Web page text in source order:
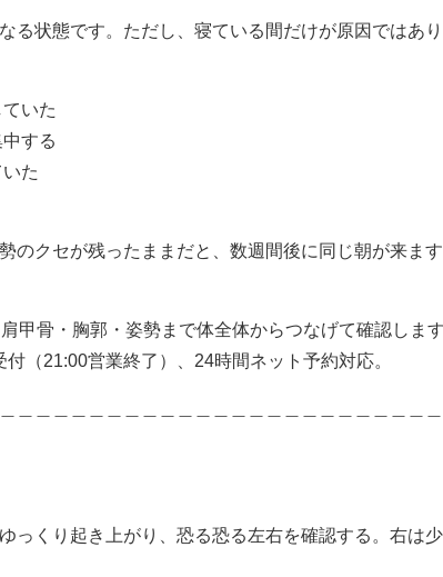
る状態です。ただし、寝ている間だけが原因ではあり
いた
する
た
のクセが残ったままだと、数週間後に 同じ朝が来ます
肩甲骨・胸郭・姿勢まで体全体からつなげて確認しま
付（21:00営業終了）、24時間ネット予約対応。
くり起き上がり、恐る恐る左右を確認する。右は